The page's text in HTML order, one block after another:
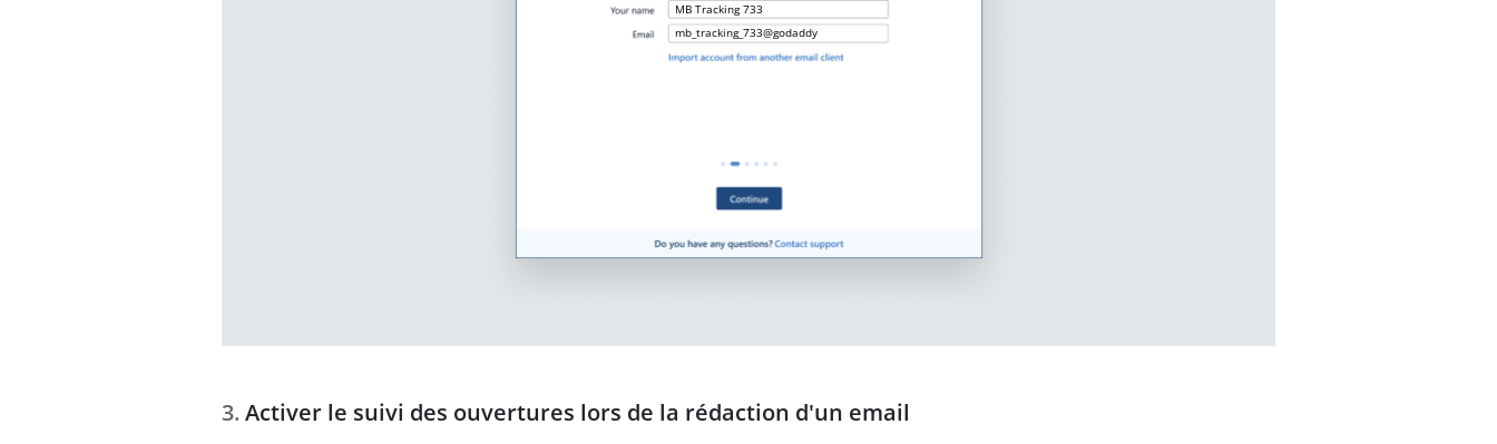
MB Tracking 733
mb_tracking_733@godaddy
Activer le suivi des ouvertures lors de la rédaction d'un email